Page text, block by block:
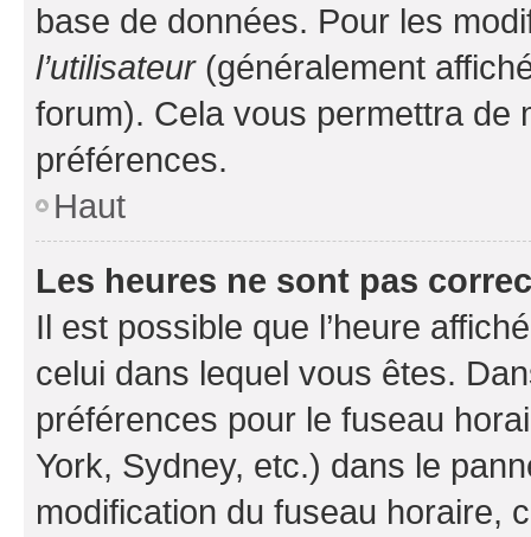
base de données. Pour les
l’utilisateur(généralement
forum). Cela vous permettra de
préférences.
Haut
Les heures ne sont pas
Il est possible que l’heure
celui dans lequel vous êtes.
préférences pour le fuseau
York, Sydney, etc.) dans le
modification du fuseau horaire,